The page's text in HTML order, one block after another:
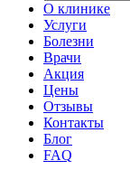
О клинике
Услуги
Болезни
Врачи
Акция
Цены
Отзывы
Контакты
Блог
FAQ